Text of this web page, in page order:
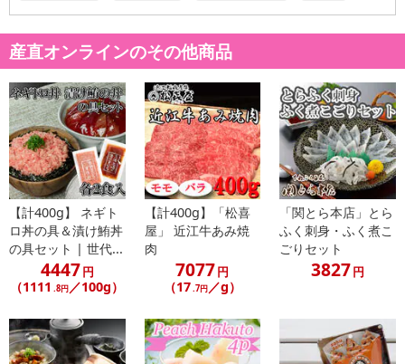
商品到着時点でのお日持ち期間は、配送日数などにより異なります
のでご了承ください。
【キャンセルについて】
※お申込み後のキャンセルはお受けできません。
記載されている内容を必ずご確認いただき、お届けする商品セット
にご納得いただきましたうえでお申し込みください。
※パッケージ変更や商品リニューアル（成分など含む）等により、
参考の掲載画像や画像内のバーコードなど、お届け商品と多少異な
る場合がございます。
また、[新たな加工食品の原料原産地表示制度]の経過措置期間の終
了により、商品詳細内に記載の原産国・原材料の表記が旧表記の場
合がございます。
あらかじめご了承いただいた上でお申込みください。なお、本理由
によるお申込み後のキャンセル・返品交換は対応いたしかねます。
産直オンラインのその他商品
【計400g】 ネギト
ロ丼の具＆漬け鮪丼
の具セット | 世代...
4447円
（1111 .8円／100g）
【計400g】「松喜
屋」 近江牛あみ焼
肉
7077円
（17.7円／g）
「関とら本店」とら
ふく刺身・ふく煮こ
ごりセット
3827円